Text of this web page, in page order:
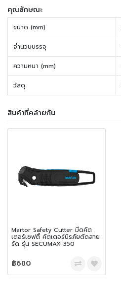
คุณลักษณะ
ขนาด (mm)
จำนวนบรรจุ
ความหนา (mm)
วัสดุ
สินค้าที่คล้ายกัน
Martor Safety Cutter มีดคัต
เตอร์เซฟตี้ คัตเตอร์นิรภัยตัดสาย
รัด รุ่น SECUMAX 350
฿680